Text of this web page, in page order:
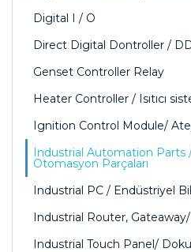
Digital I / O
Direct Digital Dontroller /
Genset Controller Relay
Heater Controller / Isıtıcı
Ignition Control Module/
Industrial Automation Parts
Otomasyon Parçaları
Industrial PC / Endüstriyel
Industrial Router,
Industrial Touch Panel/